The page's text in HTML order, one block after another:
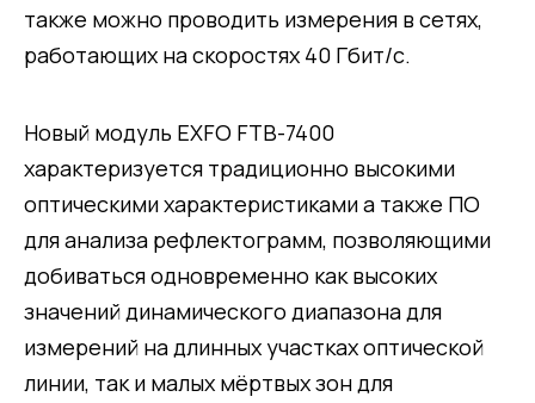
также можно проводить измерения в сетях,
работающих на скоростях 40 Гбит/с.
Новый модуль EXFO FTB-7400
характеризуется традиционно высокими
оптическими характеристиками а также ПО
для анализа рефлектограмм, позволяющими
добиваться одновременно как высоких
значений динамического диапазона для
измерений на длинных участках оптической
линии, так и малых мёртвых зон для